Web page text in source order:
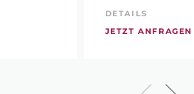
DETAILS
JETZT ANFRAGEN